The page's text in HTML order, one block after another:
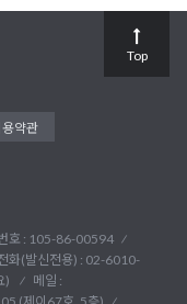
약관
호 : 105-86-00594
화(발신전용) : 02-6010-
)
메일 :
Top